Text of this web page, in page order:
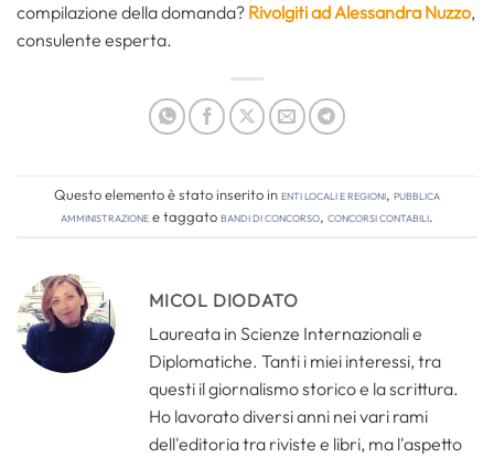
compilazione della domanda? Rivolgiti ad Alessandra Nuzzo,
consulente esperta.
Questo elemento è stato inserito inEnti locali e regioni, Pubblica
amministrazionee taggatobandi di concorso, concorsi contabili.
MICOL DIODATO
Laureata in Scienze Internazionali e
Diplomatiche. Tanti i miei interessi, tra
questi il giornalismo storico e la scrittura.
Ho lavorato diversi anni nei vari rami
dell'editoria tra riviste e libri, ma l'aspetto